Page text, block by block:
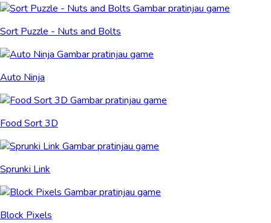
Sort Puzzle - Nuts and Bolts
Auto Ninja
Food Sort 3D
Sprunki Link
Block Pixels